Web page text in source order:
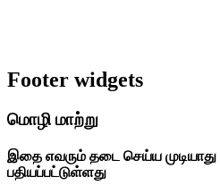
Footer widgets
மொழி மாற்று
இதை எவரும் தடை செய்ய முடியாது
பதியப்பட்டுள்ளது